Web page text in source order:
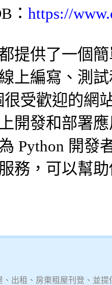
： https://
提供了一個
上編寫、測
受歡迎的網
開發和部署
Python 開發
務，可以幫
、出租、房東租屋刊登、並